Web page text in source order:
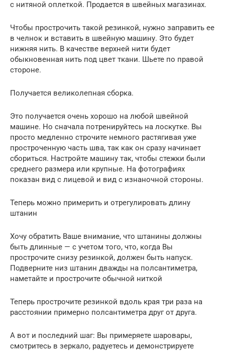
с нитяной оплеткой. Продается в швейных магазинах.
Чтобы прострочить такой резинкой, нужно заправить ее
в челнок и вставить в швейную машину. Это будет
нижняя нить. В качестве верхней нити будет
обыкновенная нить под цвет ткани. Шьете по правой
стороне.
Получается великолепная сборка.
Это получается очень хорошо на любой швейной
машине. Но сначала потренируйтесь на лоскутке. Вы
просто медленно строчите немного растягивая уже
простроченную часть шва, так как он сразу начинает
сбориться. Настройте машину так, чтобы стежки были
среднего размера или крупные. На фотографиях
показан вид с лицевой и вид с изнаночной стороны.
Теперь можно примерить и отрегулировать длину
штанин
Хочу обратить Ваше внимание, что штанины должны
быть длинные — с учетом того, что, когда Вы
прострочите снизу резинкой, должен быть напуск.
Подверните низ штанин дважды на полсантиметра,
наметайте и прострочите обычной ниткой
Теперь прострочите резинкой вдоль края три раза на
расстоянии примерно полсантиметра друг от друга.
А вот и последний шаг: Вы примеряете шаровары,
смотритесь в зеркало, радуетесь и демонстрируете